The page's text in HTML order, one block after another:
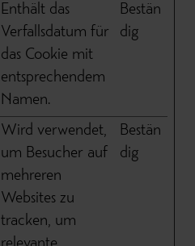
Enthält das
Verfallsdatum für
das Cookie mit
entsprechendem
Namen.
Bestän
dig
Wird verwendet,
um Besucher auf
mehreren
Websites zu
tracken, um
Bestän
dig